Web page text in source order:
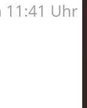
11:41 Uhr